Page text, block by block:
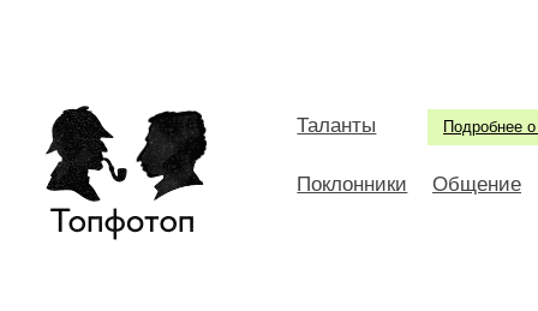
Подробнее о
Таланты
Поклонники Общение